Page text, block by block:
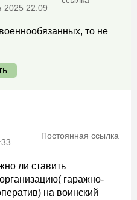
2025 22:09
то не
Постоянная ссылка
ли ставить
гаражно-
на воинский